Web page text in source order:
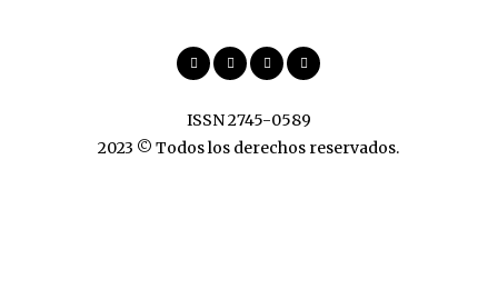
ISSN 2745-0589
2023 © Todos los derechos reservados.